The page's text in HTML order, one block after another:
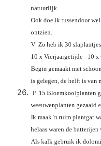
natuurlijk.
Ook doe ik tussendoor
ontzien.
V Zo heb ik 30
10 x Vierjaargetijde - 10 x
Begin gemaakt met
is gelegen, de helft is van
P 15 Bloemkoolplanten
weeuwenplanten gezaaid
Ik maak 'n ruim plantgat
helaas waren de
Als kalk gebruik ik